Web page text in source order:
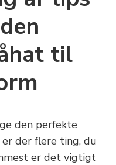
til
den perfekte
der flere ting, du
er det vigtigt